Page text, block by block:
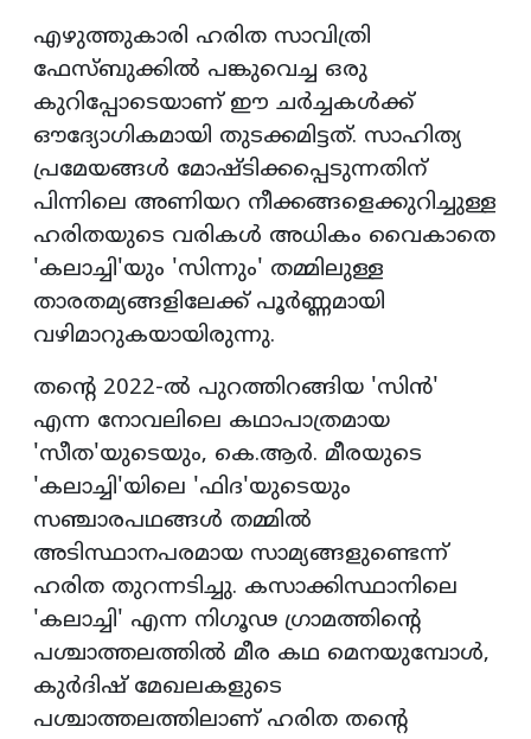
എഴുത്തുകാരി ഹരിത സാവിത്രി
ഫേസ്ബുക്കിൽ പങ്കുവെച്ച ഒരു
കുറിപ്പോടെയാണ് ഈ ചർച്ചകൾക്ക്
ഔദ്യോഗികമായി തുടക്കമിട്ടത്. സാഹിത്യ
പ്രമേയങ്ങൾ മോഷ്ടിക്കപ്പെടുന്നതിന്
പിന്നിലെ അണിയറ നീക്കങ്ങളെക്കുറിച്ചുള്ള
ഹരിതയുടെ വരികൾ അധികം വൈകാതെ
'കലാച്ചി'യും 'സിന്നും' തമ്മിലുള്ള
താരതമ്യങ്ങളിലേക്ക് പൂർണ്ണമായി
വഴിമാറുകയായിരുന്നു.
തന്റെ 2022-ൽ പുറത്തിറങ്ങിയ 'സിൻ'
എന്ന നോവലിലെ കഥാപാത്രമായ
'സീത'യുടെയും, കെ.ആർ. മീരയുടെ
'കലാച്ചി'യിലെ 'ഫിദ'യുടെയും
സഞ്ചാരപഥങ്ങൾ തമ്മിൽ
അടിസ്ഥാനപരമായ സാമ്യങ്ങളുണ്ടെന്ന്
ഹരിത തുറന്നടിച്ചു. കസാക്കിസ്ഥാനിലെ
'കലാച്ചി' എന്ന നിഗൂഢ ഗ്രാമത്തിന്റെ
പശ്ചാത്തലത്തിൽ മീര കഥ മെനയുമ്പോൾ,
കുർദിഷ് മേഖലകളുടെ
പശ്ചാത്തലത്തിലാണ് ഹരിത തന്റെ